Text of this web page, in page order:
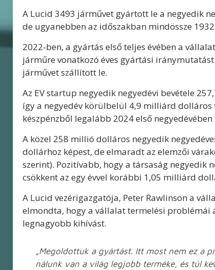
A Lucid 3493 járművet gyártott le a negyedik
de ugyanebben az időszakban mindössze
2022-ben, a gyártás első teljes évében a
járműre vonatkozó éves gyártási
járművet szállított le.
Az EV startup negyedik negyedévi bevétele
így a negyedév körülbelül 4,9 milliárd dolláros
készpénzből legalább 2024 első
A közel 258 millió dolláros negyedik
dollárhoz képest, de elmaradt az elemzői
szerint). Pozitívabb, hogy a társaság negyedik
csökkent az egy évvel korábbi 1,05 milliárd
A Lucid vezérigazgatója, Peter Rawlinson a
elmondta, hogy a vállalat termelési problémái
legnagyobb kihívást.
„Megoldottuk a gyártást. Itt most nem ez a
nálunk van a világ legjobb terméke, és túl